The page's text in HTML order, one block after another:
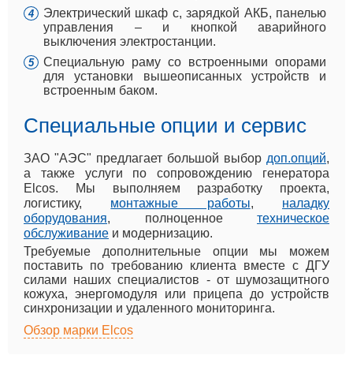
Электрический шкаф с, зарядкой АКБ, панелью
управления – и кнопкой аварийного
выключения электростанции.
Специальную раму со встроенными опорами
для установки вышеописанных устройств и
встроенным баком.
Специальные опции и сервис
ЗАО "АЭС" предлагает большой выбор доп.опций,
а также услуги по сопровождению генератора
Elcos. Мы выполняем разработку проекта,
логистику, монтажные работы, наладку
оборудования, полноценное техническое
обслуживание и модернизацию.
Требуемые дополнительные опции мы можем
поставить по требованию клиента вместе с ДГУ
силами наших специалистов - от шумозащитного
кожуха, энергомодуля или прицепа до устройств
синхронизации и удаленного мониторинга.
Обзор марки Elcos